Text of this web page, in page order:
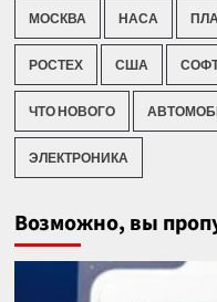
МОСКВА НАСА
РОСТЕХ США
ЧТО НОВОГО
ЭЛЕКТРОНИКА
Возможно, вы